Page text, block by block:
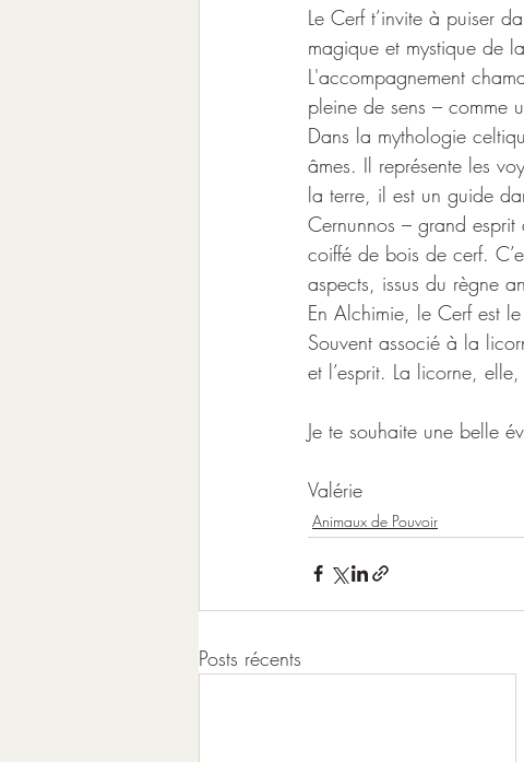
Le Cerf t’invite à puiser
magique et mystique de
L'accompagnement
pleine de sens – comme
Dans la mythologie
âmes. Il représente les
la terre, il est un guide
Cernunnos – grand
coiffé de bois de cerf.
aspects, issus du règne
En Alchimie, le Cerf est
Souvent associé à la
et l’esprit. La licorne,
Je te souhaite une belle
Valérie
Animaux de Pouvoir
Posts récents